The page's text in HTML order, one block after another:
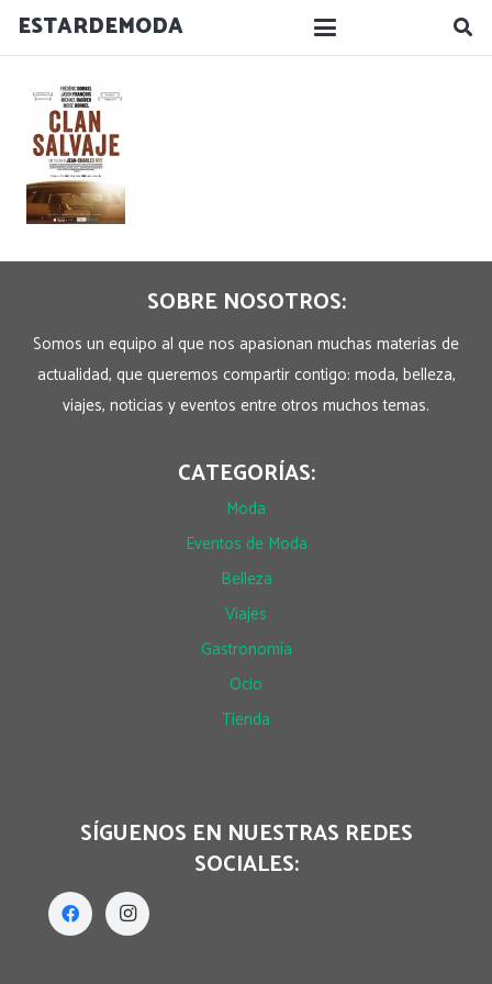
ESTARDEMODA
SOBRE NOSOTROS:
Somos un equipo al que nos apasionan muchas materias de
actualidad, que queremos compartir contigo: moda, belleza,
viajes, noticias y eventos entre otros muchos temas.
CATEGORÍAS:
Moda
Eventos de Moda
Belleza
Viajes
Gastronomía
Ocio
Tienda
SÍGUENOS EN NUESTRAS REDES
SOCIALES: